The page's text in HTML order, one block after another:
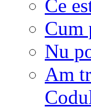
Ce
Cum
Nu
Am